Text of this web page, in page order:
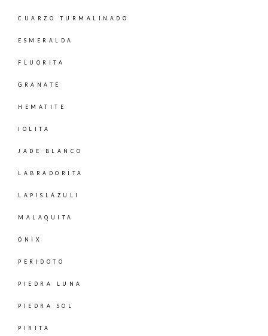
CUARZO TURMALINADO
ESMERALDA
FLUORITA
GRANATE
HEMATITE
IOLITA
JADE BLANCO
LABRADORITA
LAPISLÁZULI
MALAQUITA
ÓNIX
PERIDOTO
PIEDRA LUNA
PIEDRA SOL
PIRITA